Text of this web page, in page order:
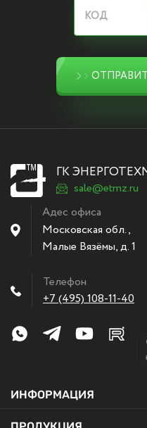
ГК
sale@etmz.ru
Адес офиса
Московская обл.,
Малые Вязёмы,д. 1
Телефон
+7 (495) 108-11-40
ИНФОРМАЦИЯ